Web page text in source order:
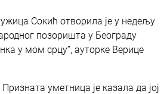
Сокић отворила је у недељу
позоришта у Београду
у мом срцу”, ауторке Верице
Призната уметница је казала да јој